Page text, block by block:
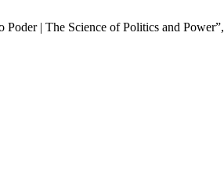
| The Science of Politics and Power”,